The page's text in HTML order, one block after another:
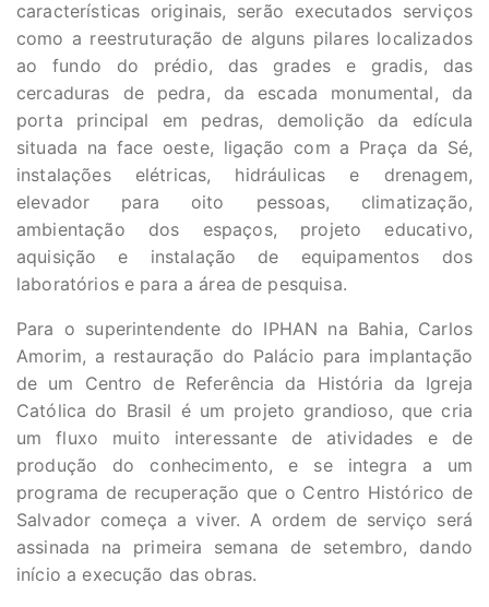
características originais, serão executados serviços
como a reestruturação de alguns pilares localizados
ao fundo do prédio, das grades e gradis, das
cercaduras de pedra, da escada monumental, da
porta principal em pedras, demolição da edícula
situada na face oeste, ligação com a Praça da Sé,
instalações elétricas, hidráulicas e drenagem,
elevador para oito pessoas, climatização,
ambientação dos espaços, projeto educativo,
aquisição e instalação de equipamentos dos
laboratórios e para a área de pesquisa.
Para o superintendente do IPHAN na Bahia, Carlos
Amorim, a restauração do Palácio para implantação
de um Centro de Referência da História da Igreja
Católica do Brasil é um projeto grandioso, que cria
um fluxo muito interessante de atividades e de
produção do conhecimento, e se integra a um
programa de recuperação que o Centro Histórico de
Salvador começa a viver. A ordem de serviço será
assinada na primeira semana de setembro, dando
início a execução das obras.